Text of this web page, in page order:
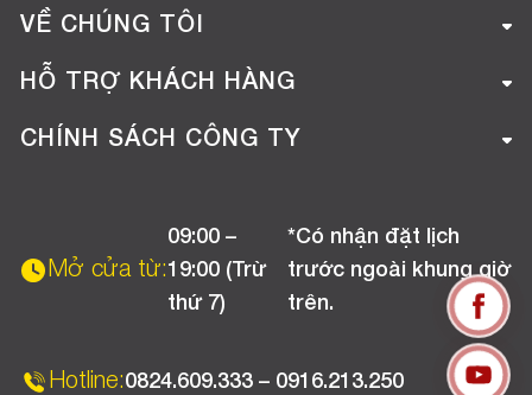
VỀ CHÚNG TÔI
Giới thiệu công ty
Tuyển dụng
HỖ TRỢ KHÁCH HÀNG
Hướng dẫn mua hàng online
Chương trình khuyến mãi
CHÍNH SÁCH CÔNG TY
Chính sách bảo hành
Mở cửa từ:
09:00 –
19:00 (Trừ
thứ 7)
*Có nhận đặt lịch
trước ngoài khung giờ
trên.
Hotline:0824.609.333 – 0916.213.250